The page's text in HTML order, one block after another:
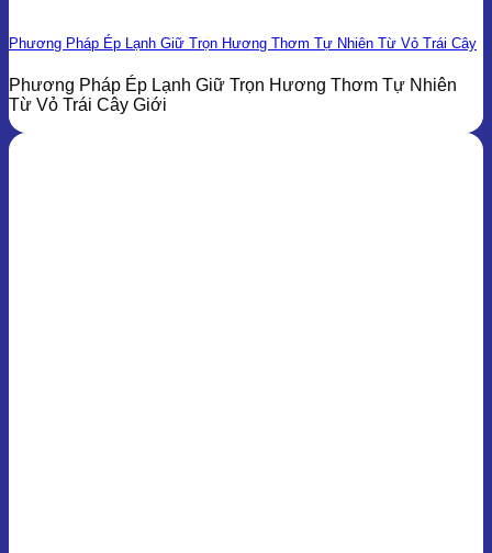
Phương Pháp Ép Lạnh Giữ Trọn Hương Thơm Tự Nhiên Từ Vỏ Trái Cây
Phương Pháp Ép Lạnh Giữ Trọn Hương Thơm Tự Nhiên
Từ Vỏ Trái Cây Giới